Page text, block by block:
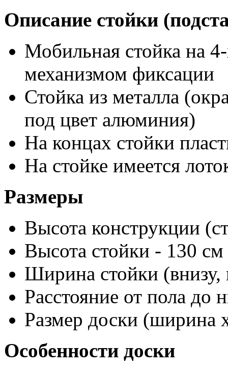
Описание стойки
Мобильная стойка на
механизмом фиксации
Стойка из металла
под цвет алюминия)
На концах стойки
На стойке имеется
Размеры
Высота конструкции
Высота стойки - 130 см
Ширина стойки (внизу,
Расстояние от пола до
Размер доски (ширина
Особенности доски